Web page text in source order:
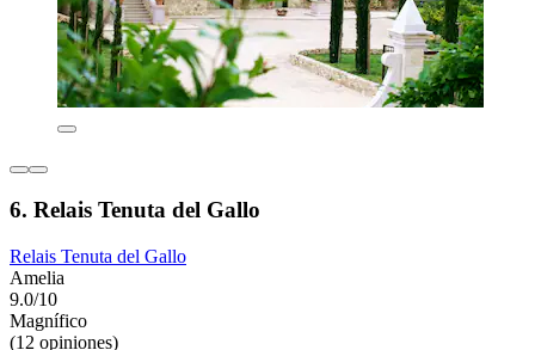
6. Relais Tenuta del Gallo
Relais Tenuta del Gallo
Amelia
9.0/10
Magnífico
(12 opiniones)